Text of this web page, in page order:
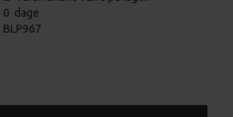
0 dage
BLP967